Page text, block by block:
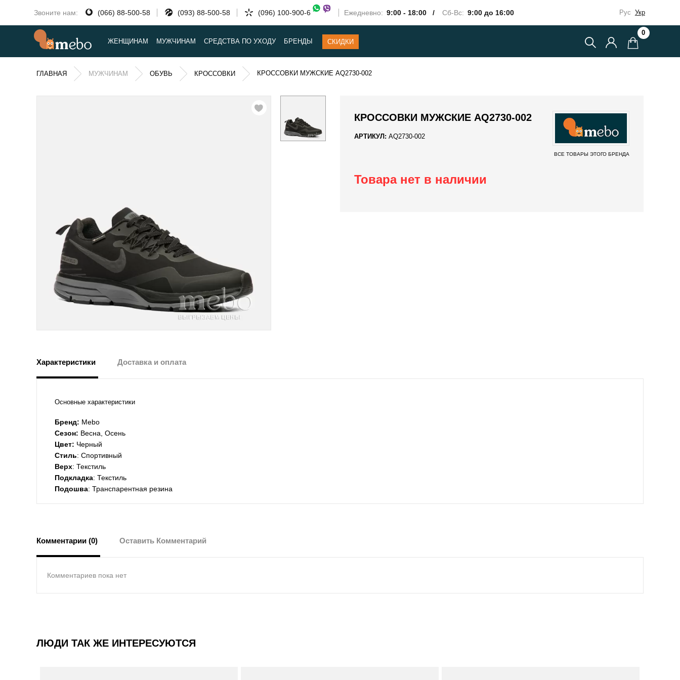
Звоните нам: (066) 88-500-58 (093) 88-500-58 (096) 100-900-6 Ежедневно: 9:00 - 18:00 / Сб-Вс: 9:00 до 16:00 Рус Укр
ЖЕНЩИНАМ МУЖЧИНАМ СРЕДСТВА ПО УХОДУ БРЕНДЫ СКИДКИ
0
ГЛАВНАЯ МУЖЧИНАМ ОБУВЬ КРОССОВКИ КРОССОВКИ МУЖСКИЕ AQ2730-002
КРОССОВКИ МУЖСКИЕ AQ2730-002
АРТИКУЛ: AQ2730-002
ВСЕ ТОВАРЫ ЭТОГО БРЕНДА
Товара нет в наличии
Характеристики Доставка и оплата
Основные характеристики
Бренд: Mebo
Сезон: Весна, Осень
Цвет: Черный
Стиль: Спортивный
Верх: Текстиль
Подкладка: Текстиль
Подошва: Транспарентная резина
Комментарии (0) Оставить Комментарий
Комментариев пока нет
ЛЮДИ ТАК ЖЕ ИНТЕРЕСУЮТСЯ